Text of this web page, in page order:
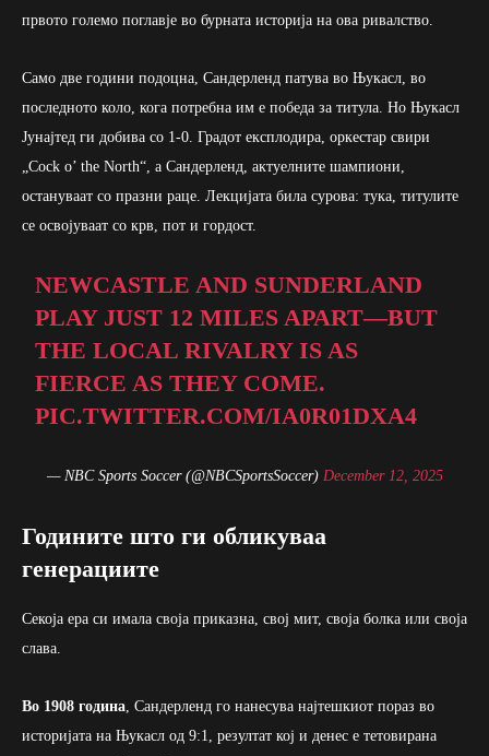
првото големо поглавје во бурната историја на ова ривалство.
Само две години подоцна, Сандерленд патува во Њукасл, во
последното коло, кога потребна им е победа за титула. Но Њукасл
Јунајтед ги добива со 1-0. Градот експлодира, оркестар свири
„Cock o’ the North“, а Сандерленд, актуелните шампиони,
остануваат со празни раце. Лекцијата била сурова: тука, титулите
се освојуваат со крв, пот и гордост.
NEWCASTLE AND SUNDERLAND
PLAY JUST 12 MILES APART—BUT
THE LOCAL RIVALRY IS AS
FIERCE AS THEY COME.
PIC.TWITTER.COM/IA0R01DXA4
— NBC Sports Soccer (@NBCSportsSoccer) December 12, 2025
Годините што ги обликуваа
генерациите
Секоја ера си имала своја приказна, свој мит, своја болка или своја
слава.
Во 1908 година, Сандерленд го нанесува најтешкиот пораз во
историјата на Њукасл од 9:1, резултат кој и денес е тетовирана